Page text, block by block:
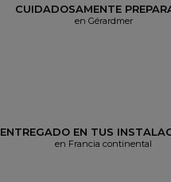
CUIDADOSAMENTE
en Gérardmer
ENTREGADO EN TUS
en Francia continental